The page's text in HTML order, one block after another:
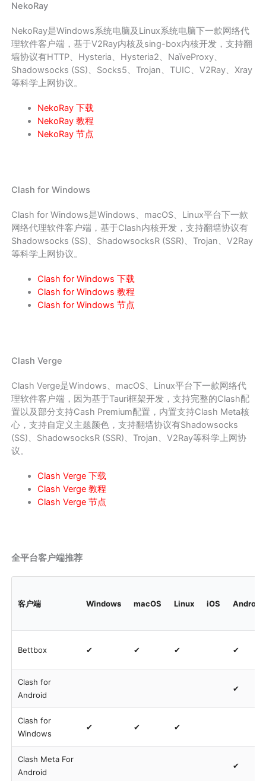
NekoRay
NekoRay是Windows系统电脑及Linux系统电脑下一款网络代
理软件客户端，基于V2Ray内核及sing-box内核开发，支持翻
墙协议有HTTP、Hysteria、Hysteria2、NaïveProxy、
Shadowsocks (SS)、Socks5、Trojan、TUIC、V2Ray、Xray
等科学上网协议。
NekoRay 下载
NekoRay 教程
NekoRay 节点
Clash for Windows
Clash for Windows是Windows、macOS、Linux平台下一款
网络代理软件客户端，基于Clash内核开发，支持翻墙协议有
Shadowsocks (SS)、ShadowsocksR (SSR)、Trojan、V2Ray
等科学上网协议。
Clash for Windows 下载
Clash for Windows 教程
Clash for Windows 节点
Clash Verge
Clash Verge是Windows、macOS、Linux平台下一款网络代
理软件客户端，因为基于Tauri框架开发，支持完整的Clash配
置以及部分支持Cash Premium配置，内置支持Clash Meta核
心，支持自定义主题颜色，支持翻墙协议有Shadowsocks
(SS)、ShadowsocksR (SSR)、Trojan、V2Ray等科学上网协
议。
Clash Verge 下载
Clash Verge 教程
Clash Verge 节点
全平台客户端推荐
客户端 Windows macOS Linux iOS Android
Bettbox ✔ ✔ ✔ ✔
Clash for
Android
✔
Clash for
Windows
✔ ✔ ✔
Clash Meta For
Android
✔